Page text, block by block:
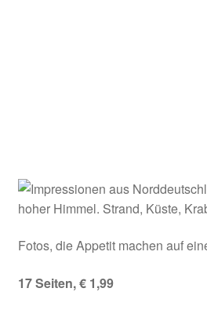
Warenkorb
Konto
hoher Himmel. Strand, Küste,
Fotos, die Appetit machen auf
17 Seiten, € 1,99